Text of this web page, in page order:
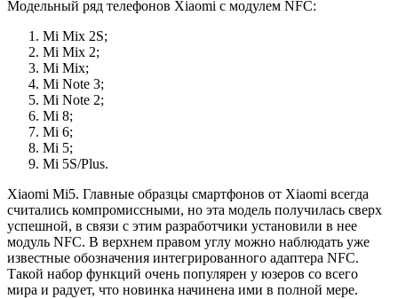
Модельный ряд телефонов Xiaomi с модулем NFC:
Mi Mix 2S;
Mi Mix 2;
Mi Mix;
Mi Note 3;
Mi Note 2;
Mi 8;
Mi 6;
Mi 5;
Mi 5S/Plus.
Xiaomi Mi5. Главные образцы смартфонов от Xiaomi всегда
считались компромиссными, но эта модель получилась сверх
успешной, в связи с этим разработчики установили в нее
модуль NFC. В верхнем правом углу можно наблюдать уже
известные обозначения интегрированного адаптера NFC.
Такой набор функций очень популярен у юзеров со всего
мира и радует, что новинка начинена ими в полной мере.